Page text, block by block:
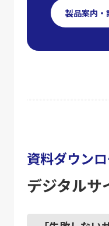
製品案内・
資料ダウン
デジタルサ